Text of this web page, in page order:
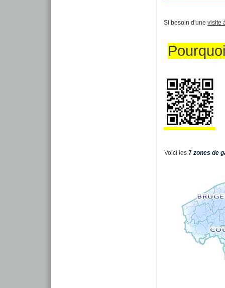
Si besoin d'une visite
Voici les 7 zones de